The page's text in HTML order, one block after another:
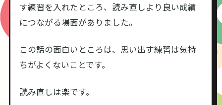
す練習を入れたところ、読み直しより良い成績
につながる場面がありました。
この話の面白いところは、思い出す練習は気持
ちがよくないことです。
読み直しは楽です。